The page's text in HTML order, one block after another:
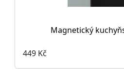
Magnetický
449 Kč